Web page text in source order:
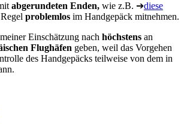
abgerundeten Enden, wie z.B. ➔diese
problemlos im Handgepäck mitnehmen.
Einschätzung nach höchstens an
Flughäfen geben, weil das Vorgehen
des Handgepäcks teilweise von dem in